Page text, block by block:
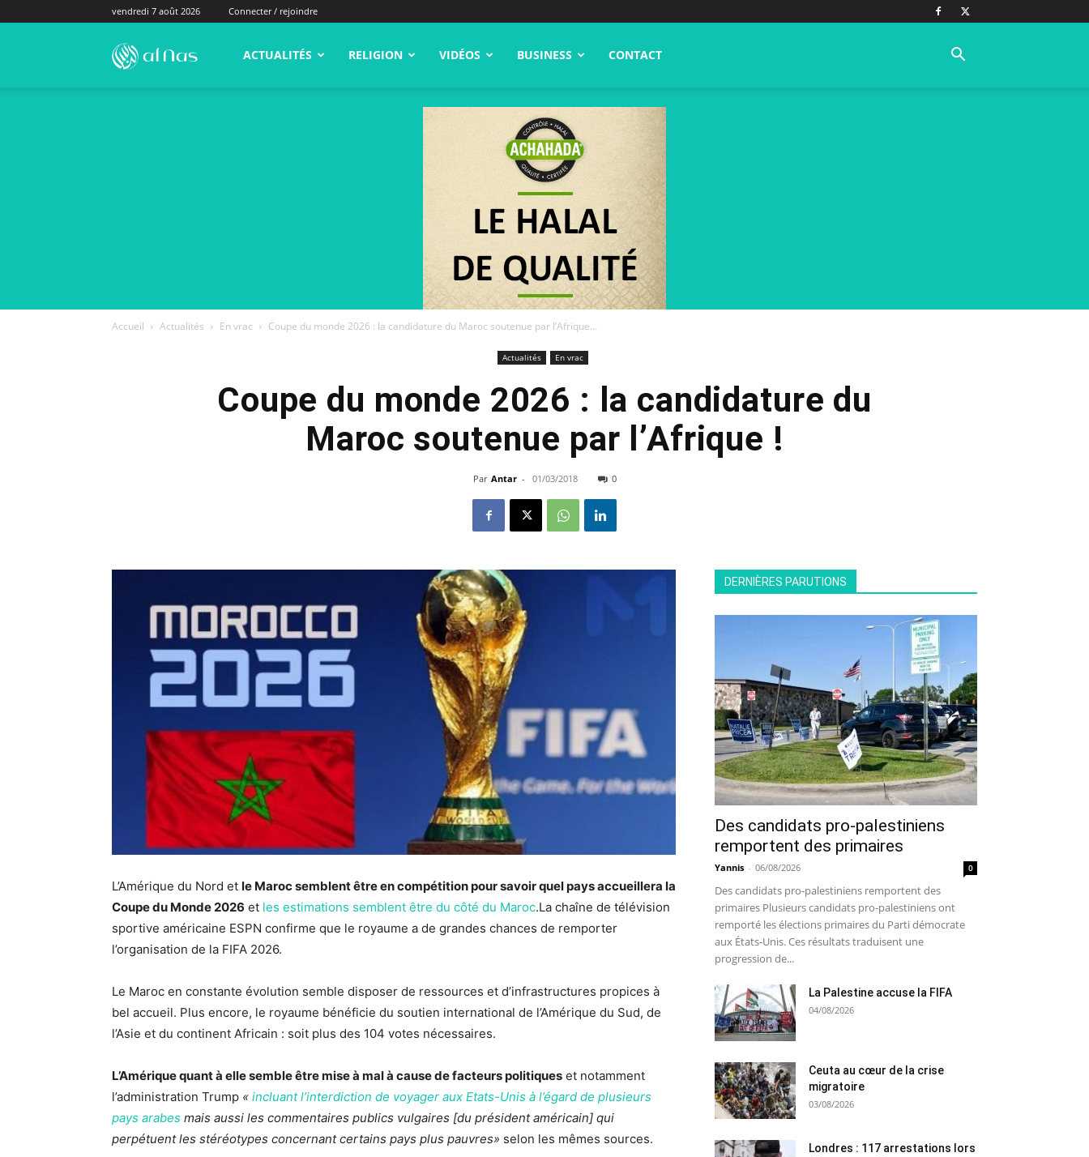
vendredi 7 août 2026 Connecter / rejoindre
alNas.fr ACTUALITÉS RELIGION VIDÉOS BUSINESS CONTACT
Accueil Actualités En vrac Coupe du monde 2026 : la candidature du Maroc soutenue par l’Afrique...
Actualités En vrac
Coupe du monde 2026 : la candidature du
Maroc soutenue par l’Afrique !
Par Antar - 01/03/2018 0
L’Amérique du Nord et le Maroc semblent être en compétition pour savoir quel pays accueillera la
Coupe du Monde 2026 et les estimations semblent être du côté du Maroc.La chaîne de télévision
sportive américaine ESPN confirme que le royaume a de grandes chances de remporter
l’organisation de la FIFA 2026.
Le Maroc en constante évolution semble disposer de ressources et d’infrastructures propices à
bel accueil. Plus encore, le royaume bénéficie du soutien international de l’Amérique du Sud, de
l’Asie et du continent Africain : soit plus des 104 votes nécessaires.
L’Amérique quant à elle semble être mise à mal à cause de facteurs politiques et notamment
l’administration Trump « incluant l’interdiction de voyager aux Etats-Unis à l’égard de plusieurs
pays arabes mais aussi les commentaires publics vulgaires [du président américain] qui
perpétuent les stéréotypes concernant certains pays plus pauvres» selon les mêmes sources.
DERNIÈRES PARUTIONS
Des candidats pro-palestiniens
remportent des primaires
Yannis - 06/08/2026 0
Des candidats pro-palestiniens remportent des
primaires Plusieurs candidats pro-palestiniens ont
remporté les élections primaires du Parti démocrate
aux États-Unis. Ces résultats traduisent une
progression de...
La Palestine accuse la FIFA
04/08/2026
Ceuta au cœur de la crise
migratoire
03/08/2026
Londres : 117 arrestations lors